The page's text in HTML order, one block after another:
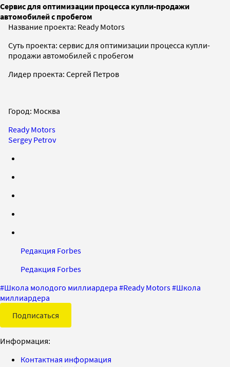
Сервис для оптимизации процесса купли-продажи
автомобилей с пробегом
Название проекта: Ready Motors
Суть проекта: сервис для оптимизации процесса купли-
продажи автомобилей с пробегом
Лидер проекта: Сергей Петров
Город: Москва
Ready Motors
Sergey Petrov
Редакция Forbes
Редакция Forbes
#Школа молодого миллиардера #Ready Motors#Школа
миллиардера
Подписаться
Информация:
Контактная информация